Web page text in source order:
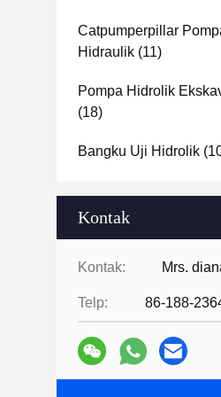
Catpumperpillar
Hidraulik (11)
Pompa Hidrolik
(18)
Bangku Uji Hidrolik
Kontak
Kontak: Mrs.
Telp: 86-188-